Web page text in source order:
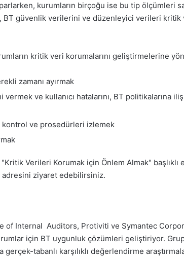
kurumların birçoğu ise bu tip ölçümleri
BT güvenlik verilerini ve düzenleyici verileri kritik
kritik veri korumalarını geliştirmelerine
zamanı ayırmak
ve kullanıcı hatalarını, BT politikalarına
kontrol ve prosedürleri izlemek
Verileri Korumak için Önlem Almak" başlıklı
adresini ziyaret edebilirsiniz.
Internal Auditors, Protiviti ve Symantec
için BT uygunluk çözümleri geliştiriyor.
tabanlı karşılıklı değerlendirme